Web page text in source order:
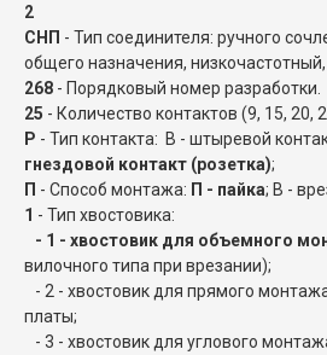
2
СНП - Тип соединителя: ручного
общего назначения,
268 - Порядковый номер разработки.
25 - Количество контактов (9, 15, 20,
Р - Тип контакта: В - штыревой
гнездовой контакт (розетка);
П - Способ монтажа: П - пайка; В -
1 - Тип хвостовика:
- 1 - хвостовик для объемного
вилочного типа при врезании);
- 2 - хвостовик для прямого
платы;
- 3 - хвостовик для углового